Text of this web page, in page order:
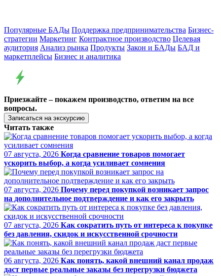
Популярные БАДы Поддержка предпринимательства Бизнес-
стратегии Маркетинг Контрактное производство Целевая
аудитория Анализ рынка Продукты Закон и БАДы БАД и
маркетплейсы Бизнес и аналитика
Приезжайте – покажем производство, ответим на все
вопросы.
Записаться на экскурсию
Читать также
07 августа, 2026 Когда сравнение товаров помогает
ускорить выбор, а когда усиливает сомнения
07 августа, 2026 Почему перед покупкой возникает запрос
на дополнительное подтверждение и как его закрыть
07 августа, 2026 Как сократить путь от интереса к покупке
без давления, скидок и искусственной срочности
06 августа, 2026 Как понять, какой внешний канал продаж
даст первые реальные заказы без перегрузки бюджета